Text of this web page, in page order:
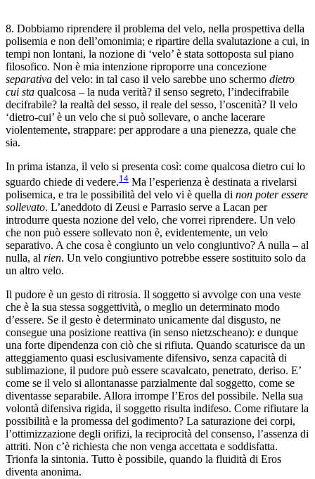
8. Dobbiamo riprendere il problema del velo, nella prospettiva della
polisemia e non dell’omonimia; e ripartire della svalutazione a cui, in
tempi non lontani, la nozione di ‘velo’ è stata sottoposta sul piano
filosofico. Non è mia intenzione riproporre una concezione
separativa del velo: in tal caso il velo sarebbe uno schermo dietro
cui sta qualcosa – la nuda verità? il senso segreto, l’indecifrabile
decifrabile? la realtà del sesso, il reale del sesso, l’oscenità? Il velo
‘dietro-cui’ è un velo che si può sollevare, o anche lacerare
violentemente, strappare: per approdare a una pienezza, quale che
sia.
In prima istanza, il velo si presenta così: come qualcosa dietro cui lo
sguardo chiede di vedere.14 Ma l’esperienza è destinata a rivelarsi
polisemica, e tra le possibilità del velo vi è quella di non poter essere
sollevato. L’aneddoto di Zeusi e Parrasio serve a Lacan per
introdurre questa nozione del velo, che vorrei riprendere. Un velo
che non può essere sollevato non è, evidentemente, un velo
separativo. A che cosa è congiunto un velo congiuntivo? A nulla – al
nulla, al rien. Un velo congiuntivo potrebbe essere sostituito solo da
un altro velo.
Il pudore è un gesto di ritrosia. Il soggetto si avvolge con una veste
che è la sua stessa soggettività, o meglio un determinato modo
d’essere. Se il gesto è determinato unicamente dal disgusto, ne
consegue una posizione reattiva (in senso nietzscheano): e dunque
una forte dipendenza con ciò che si rifiuta. Quando scaturisce da un
atteggiamento quasi esclusivamente difensivo, senza capacità di
sublimazione, il pudore può essere scavalcato, penetrato, deriso. E’
come se il velo si allontanasse parzialmente dal soggetto, come se
diventasse separabile. Allora irrompe l’Eros del possibile. Nella sua
volontà difensiva rigida, il soggetto risulta indifeso. Come rifiutare la
possibilità e la promessa del godimento? La saturazione dei corpi,
l’ottimizzazione degli orifizi, la reciprocità del consenso, l’assenza di
attriti. Non c’è richiesta che non venga accettata e soddisfatta.
Trionfa la sintonia. Tutto è possibile, quando la fluidità di Eros
diventa anonima.